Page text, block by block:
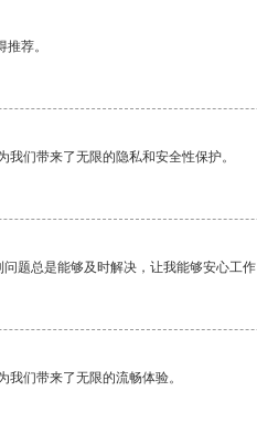
荐。
们带来了无限的隐私和安全性保护。
题总是能够及时解决，让我能够安心工
们带来了无限的流畅体验。